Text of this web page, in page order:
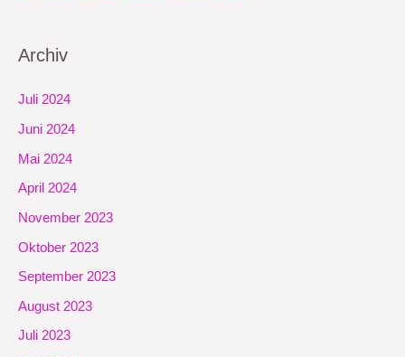
Archiv
Juli 2024
Juni 2024
Mai 2024
April 2024
November 2023
Oktober 2023
September 2023
August 2023
Juli 2023